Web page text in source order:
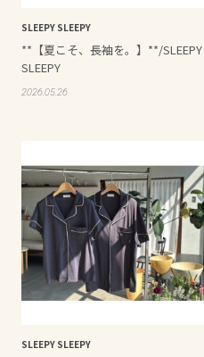
SLEEPY SLEEPY
**【夏こそ、長袖を。】**/SLEEPY
SLEEPY
2026.05.26
SLEEPY SLEEPY